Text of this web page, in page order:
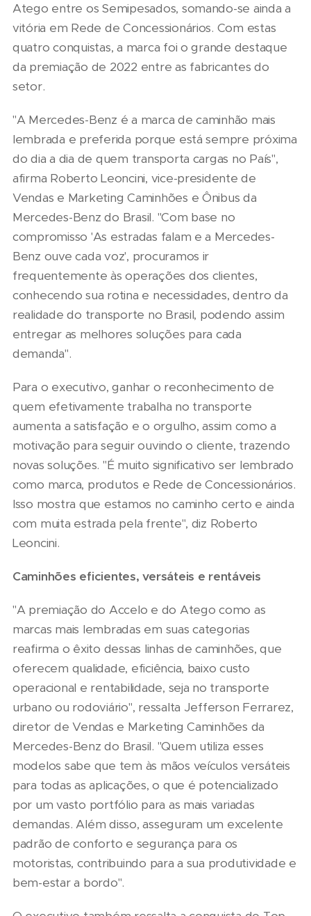
Atego entre os Semipesados, somando-se ainda a
vitória em Rede de Concessionários. Com estas
quatro conquistas, a marca foi o grande destaque
da premiação de 2022 entre as fabricantes do
setor.
"A Mercedes-Benz é a marca de caminhão mais
lembrada e preferida porque está sempre próxima
do dia a dia de quem transporta cargas no País",
afirma Roberto Leoncini, vice-presidente de
Vendas e Marketing Caminhões e Ônibus da
Mercedes-Benz do Brasil. "Com base no
compromisso 'As estradas falam e a Mercedes-
Benz ouve cada voz', procuramos ir
frequentemente às operações dos clientes,
conhecendo sua rotina e necessidades, dentro da
realidade do transporte no Brasil, podendo assim
entregar as melhores soluções para cada
demanda".
Para o executivo, ganhar o reconhecimento de
quem efetivamente trabalha no transporte
aumenta a satisfação e o orgulho, assim como a
motivação para seguir ouvindo o cliente, trazendo
novas soluções. "É muito significativo ser lembrado
como marca, produtos e Rede de Concessionários.
Isso mostra que estamos no caminho certo e ainda
com muita estrada pela frente", diz Roberto
Leoncini.
Caminhões eficientes, versáteis e rentáveis
"A premiação do Accelo e do Atego como as
marcas mais lembradas em suas categorias
reafirma o êxito dessas linhas de caminhões, que
oferecem qualidade, eficiência, baixo custo
operacional e rentabilidade, seja no transporte
urbano ou rodoviário", ressalta Jefferson Ferrarez,
diretor de Vendas e Marketing Caminhões da
Mercedes-Benz do Brasil. "Quem utiliza esses
modelos sabe que tem às mãos veículos versáteis
para todas as aplicações, o que é potencializado
por um vasto portfólio para as mais variadas
demandas. Além disso, asseguram um excelente
padrão de conforto e segurança para os
motoristas, contribuindo para a sua produtividade e
bem-estar a bordo".